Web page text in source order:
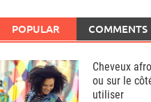
POPULAR COMMENTS
Cheveux
ou sur le
utiliser